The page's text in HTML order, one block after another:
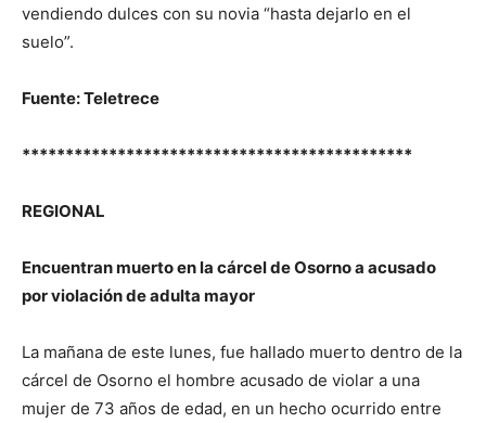
vendiendo dulces con su novia “hasta dejarlo en el
suelo”.
Fuente: Teletrece
*********************************************
REGIONAL
Encuentran muerto en la cárcel de Osorno a acusado
por violación de adulta mayor
La mañana de este lunes, fue hallado muerto dentro de la
cárcel de Osorno el hombre acusado de violar a una
mujer de 73 años de edad, en un hecho ocurrido entre